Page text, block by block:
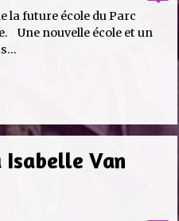
la future école du Parc
Une nouvelle école et un
Isabelle Van